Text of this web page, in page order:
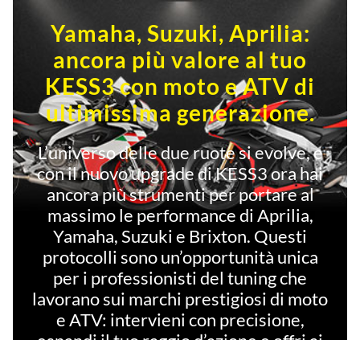
Yamaha, Suzuki, Aprilia:
ancora più valore al tuo
KESS3 con moto e ATV di
ultimissima generazione.
L’universo delle due ruote si evolve, e
con il nuovo upgrade di KESS3 ora hai
ancora più strumenti per portare al
massimo le performance di Aprilia,
Yamaha, Suzuki e Brixton. Questi
protocolli sono un’opportunità unica
per i professionisti del tuning che
lavorano sui marchi prestigiosi di moto
e ATV: intervieni con precisione,